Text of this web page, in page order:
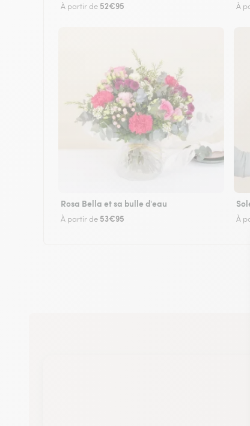
À partir de 52€95 À
Rosa Bella et sa bulle d'eau
À partir de 53€95 À